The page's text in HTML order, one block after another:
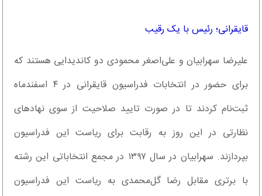
قایقرانی؛ رئیس با یک رقیب
علیرضا سهرابیان و علی‌اصغر محمودی دو کاندیدایی هستند که
برای حضور در انتخابات فدراسیون قایقرانی در ۴ اسفندماه
ثبت‌نام کردند تا در صورت تایید صلاحیت از سوی نهادهای
نظارتی در این روز به رقابت برای ریاست این فدراسیون
بپردازند. سهرابیان در سال ۱۳۹۷ در مجمع انتخاباتی این رشته
با برتری مقابل رضا گل‌محمدی به ریاست این فدراسیون